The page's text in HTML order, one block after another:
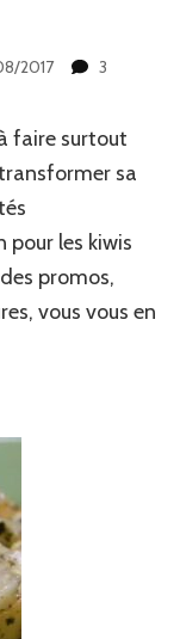
2017
3
faire surtout
sa
pour les kiwis
promos,
vous vous en